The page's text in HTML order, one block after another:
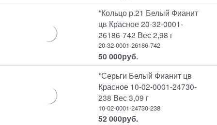
*Кольцо р.21 Белый Фианит
цв Красное 20-32-0001-
26186-742 Вес 2,98 г
20-32-0001-26186-742
50 000руб.
*Серьги Белый Фианит цв
Красное 10-02-0001-24730-
238 Вес 3,09 г
10-02-0001-24730-238
52 000руб.